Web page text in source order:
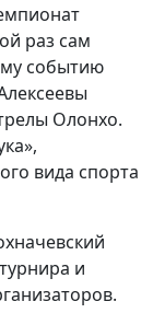
раз сам
событию
Олонхо.
вида спорта
и